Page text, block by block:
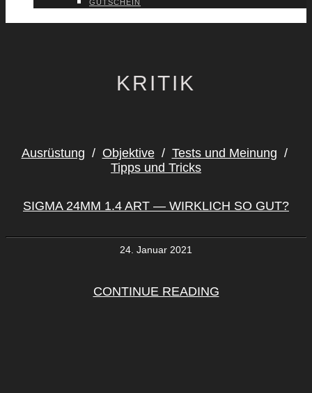
GUT­SCHEIN
KRITIK
Ausrüstung / Objektive/ Tests und Meinung /
Tipps und Tricks
SIG­MA 24MM 1.4 ART — WIRK­LICH SO GUT?
24. Januar 2021
CONTINUE READING